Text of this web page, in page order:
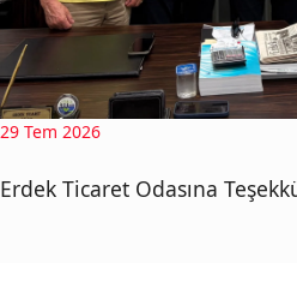
29 Tem 2026
Erdek Ticaret Odasına